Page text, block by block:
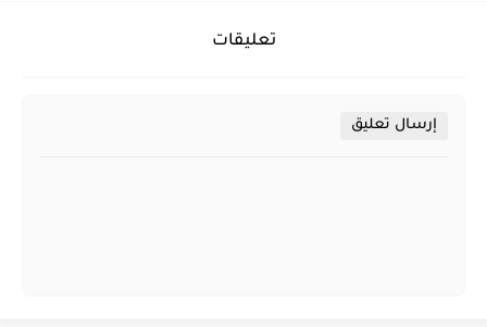
تعليقات
إرسال تعليق